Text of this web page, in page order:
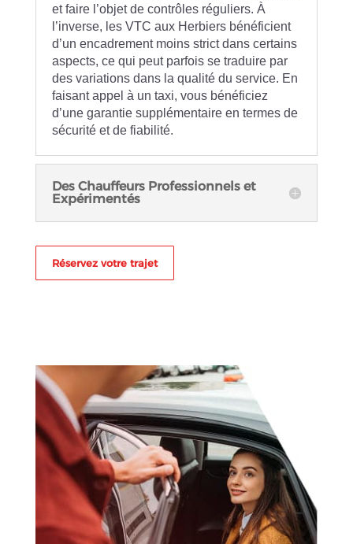
et faire l’objet de contrôles réguliers. À
l’inverse, les VTC aux Herbiers bénéficient
d’un encadrement moins strict dans certains
aspects, ce qui peut parfois se traduire par
des variations dans la qualité du service. En
faisant appel à un taxi, vous bénéficiez
d’une garantie supplémentaire en termes de
sécurité et de fiabilité.
Des Chauffeurs Professionnels et
Expérimentés
Réservez votre trajet